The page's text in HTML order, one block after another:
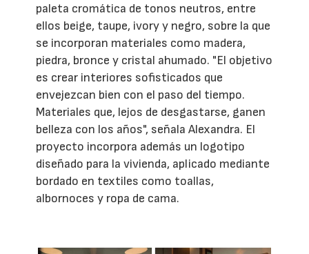
paleta cromática de tonos neutros, entre
ellos beige, taupe, ivory y negro, sobre la que
se incorporan materiales como madera,
piedra, bronce y cristal ahumado. "El objetivo
es crear interiores sofisticados que
envejezcan bien con el paso del tiempo.
Materiales que, lejos de desgastarse, ganen
belleza con los años", señala Alexandra. El
proyecto incorpora además un logotipo
diseñado para la vivienda, aplicado mediante
bordado en textiles como toallas,
albornoces y ropa de cama.